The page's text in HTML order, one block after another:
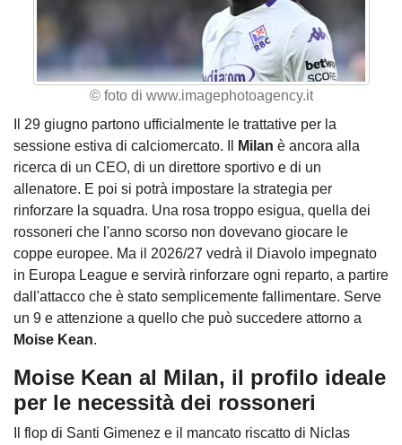
© foto di www.imagephotoagency.it
Il 29 giugno partono ufficialmente le trattative per la
sessione estiva di calciomercato. Il
Milan è ancora alla
ricerca di un CEO, di un direttore sportivo e di un
allenatore. E poi si potrà impostare la strategia per
rinforzare la squadra. Una rosa troppo esigua, quella dei
rossoneri che l'anno scorso non dovevano giocare le
coppe europee. Ma il 2026/27 vedrà il Diavolo impegnato
in Europa League e servirà rinforzare ogni reparto, a partire
dall'attacco che è stato semplicemente fallimentare. Serve
un 9 e attenzione a quello che può succedere attorno a
Moise Kean.
Moise Kean al Milan, il profilo ideale
per le necessità dei rossoneri
Il flop di Santi Gimenez e il mancato riscatto di Niclas